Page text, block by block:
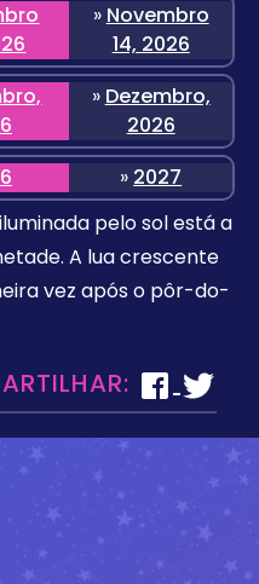
» Novembro
14, 2026
» Dezembro,
2026
» 2027
pelo sol está a
A lua crescente
vez após o pôr-do-